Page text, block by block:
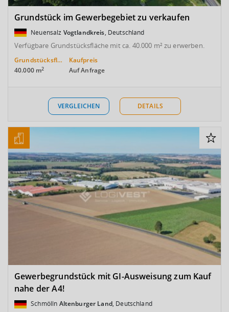
Grundstück im Gewerbegebiet zu verkaufen
Neuensalz Vogtlandkreis, Deutschland
Verfügbare Grundstücksfläche mit ca. 40.000 m² zu erwerben.
Grundstücksfläche
40.000 m2
Kaufpreis
Auf Anfrage
VERGLEICHEN DETAILS
Gewerbegrundstück mit GI-Ausweisung zum Kauf
nahe der A4!
Schmölln Altenburger Land, Deutschland